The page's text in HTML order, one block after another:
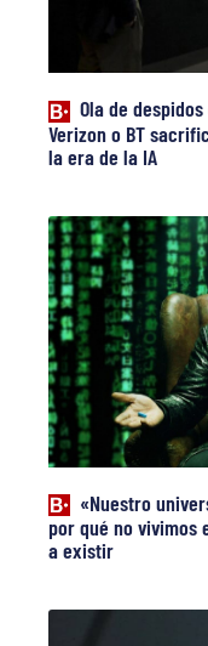
Ola de
Verizon o BT
la era de la IA
«Nuestro
por qué no vivimos
a existir